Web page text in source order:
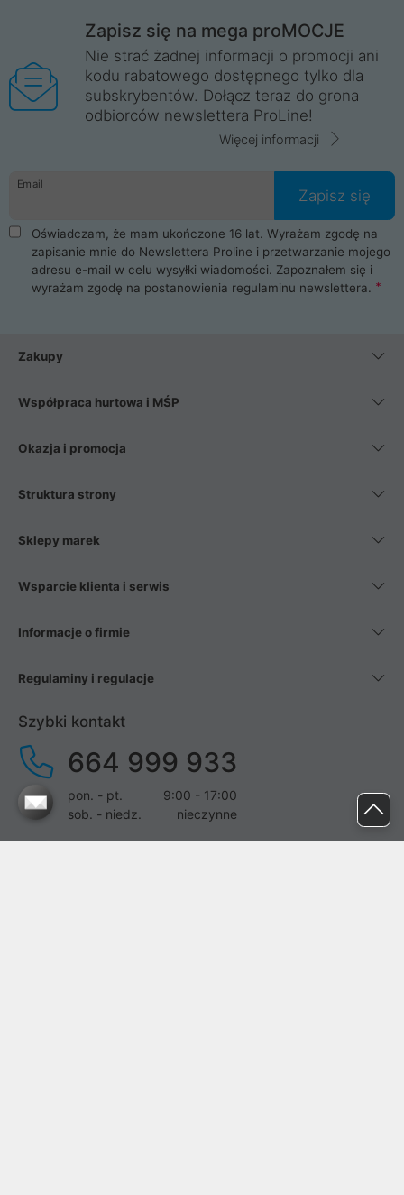
Zapisz się na mega proMOCJE
Nie strać żadnej informacji o promocji ani
kodu rabatowego dostępnego tylko dla
subskrybentów. Dołącz teraz do grona
odbiorców newslettera ProLine!
Więcej informacji
Email
Zapisz się
Oświadczam, że mam ukończone 16 lat. Wyrażam zgodę na
zapisanie mnie do Newslettera Proline i przetwarzanie mojego
adresu e-mail w celu wysyłki wiadomości. Zapoznałem się i
wyrażam zgodę na postanowienia regulaminu newslettera.
Zakupy
Współpraca hurtowa i MŚP
Okazja i promocja
Struktura strony
Sklepy marek
Wsparcie klienta i serwis
Informacje o firmie
Regulaminy i regulacje
Szybki kontakt
664 999 933
pon. - pt.
9:00 - 17:00
sob. - niedz.
nieczynne